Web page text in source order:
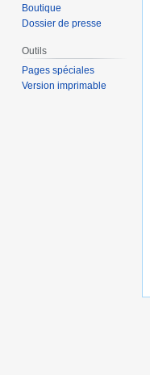
Boutique
Dossier de presse
Outils
Pages spéciales
Version imprimable